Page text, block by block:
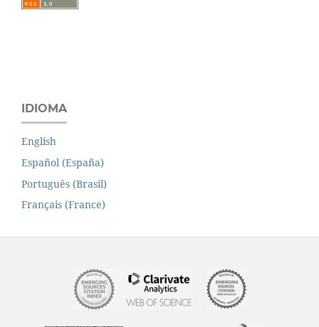
IDIOMA
English
Español (España)
Português (Brasil)
Français (France)